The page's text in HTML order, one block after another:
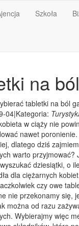
Szkoła
na
tabletki na ból
04|Kategoria:
w ciąży nie
nawet
dlatego dziś
warto przyjmować?
dziesiątki, o
dla ciężarnych
czy owe
nie przekonamy się,
można od razu
Wybierajmy więc